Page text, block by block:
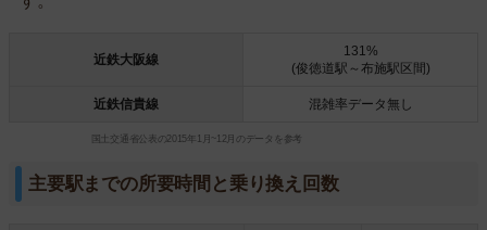
近鉄大阪線
131%
(俊徳道駅～布施駅区間)
近鉄信貴線 混雑率データ無し
国土交通省公表の2015年1月~12月のデータを参考
主要駅までの所要時間と乗り換え回数